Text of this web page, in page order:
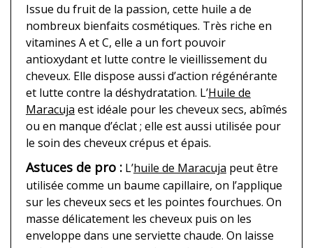
Issue du fruit de la passion, cette huile a de
nombreux bienfaits cosmétiques. Très riche en
vitamines A et C, elle a un fort pouvoir
antioxydant et lutte contre le vieillissement du
cheveux. Elle dispose aussi d’action régénérante
et lutte contre la déshydratation. L’Huile de
Maracuja est idéale pour les cheveux secs, abîmés
ou en manque d’éclat ; elle est aussi utilisée pour
le soin des cheveux crépus et épais.
Astuces de pro :L’huile de Maracuja peut être
utilisée comme un baume capillaire, on l’applique
sur les cheveux secs et les pointes fourchues. On
masse délicatement les cheveux puis on les
enveloppe dans une serviette chaude. On laisse